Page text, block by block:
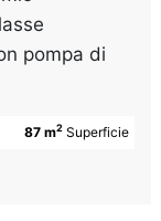
pompa di
87 m2 Superficie